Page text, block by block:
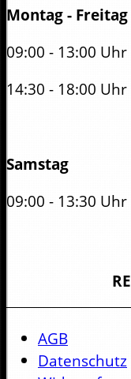
Montag - Freitag
09:00 - 13:00 Uhr
14:30 - 18:00 Uhr
Samstag
09:00 - 13:30 Uhr
AGB
Datenschutz